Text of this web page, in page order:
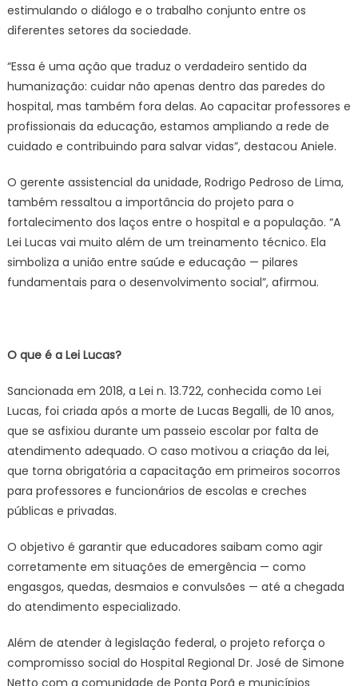
estimulando o diálogo e o trabalho conjunto entre os
diferentes setores da sociedade.
“Essa é uma ação que traduz o verdadeiro sentido da
humanização: cuidar não apenas dentro das paredes do
hospital, mas também fora delas. Ao capacitar professores e
profissionais da educação, estamos ampliando a rede de
cuidado e contribuindo para salvar vidas”, destacou Aniele.
O gerente assistencial da unidade, Rodrigo Pedroso de Lima,
também ressaltou a importância do projeto para o
fortalecimento dos laços entre o hospital e a população. “A
Lei Lucas vai muito além de um treinamento técnico. Ela
simboliza a união entre saúde e educação — pilares
fundamentais para o desenvolvimento social”, afirmou.
O que é a Lei Lucas?
Sancionada em 2018, a Lei n. 13.722, conhecida como Lei
Lucas, foi criada após a morte de Lucas Begalli, de 10 anos,
que se asfixiou durante um passeio escolar por falta de
atendimento adequado. O caso motivou a criação da lei,
que torna obrigatória a capacitação em primeiros socorros
para professores e funcionários de escolas e creches
públicas e privadas.
O objetivo é garantir que educadores saibam como agir
corretamente em situações de emergência — como
engasgos, quedas, desmaios e convulsões — até a chegada
do atendimento especializado.
Além de atender à legislação federal, o projeto reforça o
compromisso social do Hospital Regional Dr. José de Simone
Netto com a comunidade de Ponta Porã e municípios